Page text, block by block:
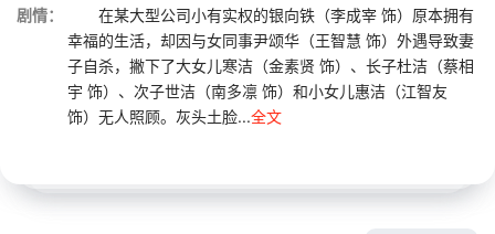
剧情：
在某大型公司小有实权的银向铁（李成宰 饰）原本拥有
幸福的生活，却因与女同事尹颂华（王智慧 饰）外遇导致妻
子自杀，撇下了大女儿寒洁（金素贤 饰）、长子杜洁（蔡相
宇 饰）、次子世洁（南多凛 饰）和小女儿惠洁（江智友
饰）无人照顾。灰头土脸...全文